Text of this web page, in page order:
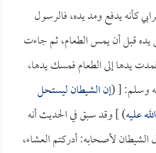
كأنه يدفع ومد يده، فالرسول
قبل أن يمس الطعام، ثم جاءت
يدها إلى الطعام فمسك يدها،
وسلم: [ (إن الشيطان ليستحل
عليه) ] وقد سبق في الحديث أنه
الشيطان لأصحابه: أدركتم العشاء،